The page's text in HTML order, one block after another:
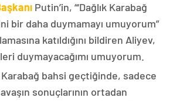
Putin’in, “‘Dağlık Karabağ
bir daha duymamayı umuyorum”
katıldığını bildiren Aliyev,
duymayacağımı umuyorum.
Karabağ bahsi geçtiğinde, sadece
sonuçlarının ortadan